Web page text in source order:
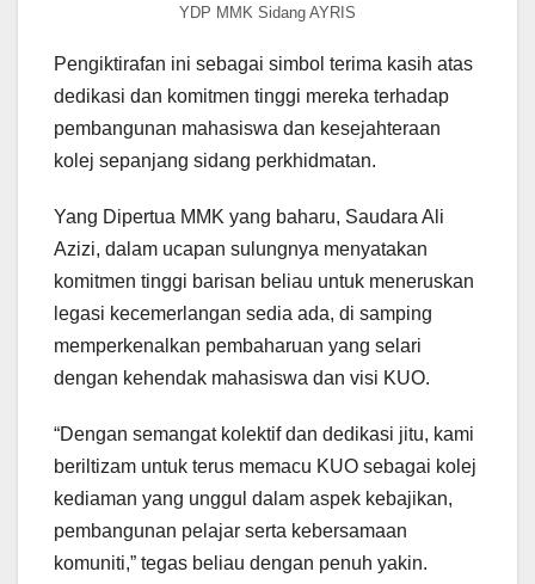
YDP MMK Sidang AYRIS
Pengiktirafan ini sebagai simbol terima kasih atas
dedikasi dan komitmen tinggi mereka terhadap
pembangunan mahasiswa dan kesejahteraan
kolej sepanjang sidang perkhidmatan.
Yang Dipertua MMK yang baharu, Saudara Ali
Azizi, dalam ucapan sulungnya menyatakan
komitmen tinggi barisan beliau untuk meneruskan
legasi kecemerlangan sedia ada, di samping
memperkenalkan pembaharuan yang selari
dengan kehendak mahasiswa dan visi KUO.
“Dengan semangat kolektif dan dedikasi jitu, kami
beriltizam untuk terus memacu KUO sebagai kolej
kediaman yang unggul dalam aspek kebajikan,
pembangunan pelajar serta kebersamaan
komuniti,” tegas beliau dengan penuh yakin.